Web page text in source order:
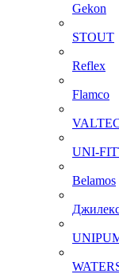
Gekon
STOUT
Reflex
Flamco
UNI-
Belamos